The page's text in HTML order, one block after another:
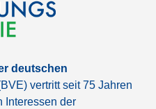
deutschen
vertritt seit 75 Jahren
Interessen der